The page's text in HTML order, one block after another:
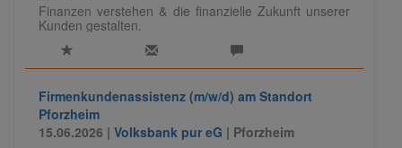
Finanzen verstehen & die finanzielle Zukunft unserer
Kunden gestalten.
Firmenkundenassistenz (m/w/d) am Standort
Pforzheim
15.06.2026 | Volksbank pur eG | Pforzheim